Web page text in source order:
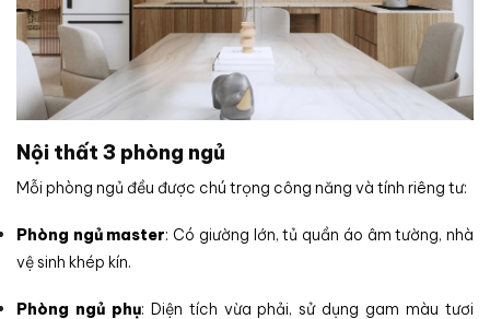
Nội thất 3 phòng ngủ
Mỗi phòng ngủ đều được chú trọng công năng và tính riêng tư:
Phòng ngủ master: Có giường lớn, tủ quần áo âm tường, nhà
vệ sinh khép kín.
Phòng ngủ phụ: Diện tích vừa phải, sử dụng gam màu tươi